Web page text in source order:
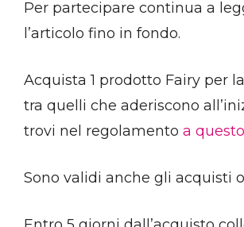
Per partecipare continua a
l’articolo fino in fondo.
Acquista 1 prodotto Fairy per
tra quelli che aderiscono
trovi nel regolamento a
Sono validi anche gli acquisti